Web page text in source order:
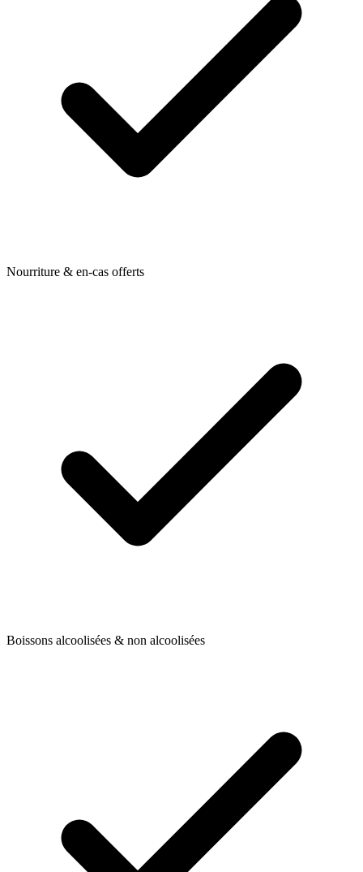
Nourriture & en-cas offerts
Boissons alcoolisées & non alcoolisées